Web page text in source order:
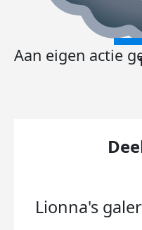
Aan eigen actie
Lionna's